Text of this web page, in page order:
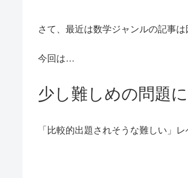
さて、最近は数学ジャンルの記事
今回は…
少し難しめの問題
「比較的出題されそうな難しい」